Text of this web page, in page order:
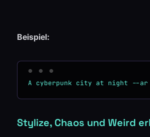
Beispiel:
Stylize, Chaos und Weird